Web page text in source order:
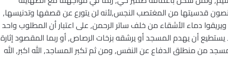
نصون قدسيتها من المغتصب النجس,لأنه لن يتورع عن قصفها وتدنيسها,
دماء الأشقاء من خلف ساتر الرحمن, على اعتبار أن المطلوب واحد
أن يهدم المسجد أو يرشقه بزخات الرصاص, أو ربما المقصود إثارة
من منطلق الدفاع عن النفس, ومن ثم تكبر المساجد, الله اكبر, الله